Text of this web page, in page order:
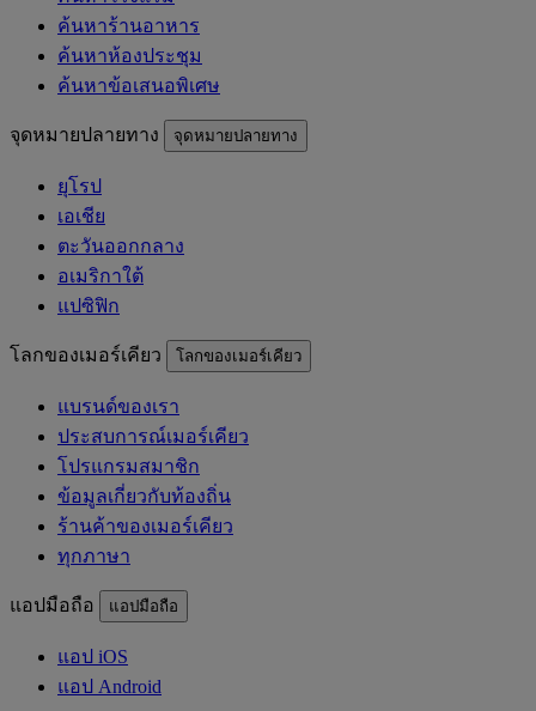
ค้นหาร้านอาหาร
ค้นหาห้องประชุม
ค้นหาข้อเสนอพิเศษ
จุดหมายปลายทาง จุดหมายปลายทาง
ยุโรป
เอเชีย
ตะวันออกกลาง
อเมริกาใต้
แปซิฟิก
โลกของเมอร์เคียว โลกของเมอร์เคียว
แบรนด์ของเรา
ประสบการณ์เมอร์เคียว
โปรแกรมสมาชิก
ข้อมูลเกี่ยวกับท้องถิ่น
ร้านค้าของเมอร์เคียว
ทุกภาษา
แอปมือถือ แอปมือถือ
แอป iOS
แอป Android